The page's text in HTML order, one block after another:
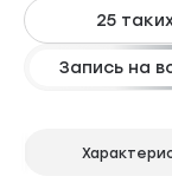
25
Запись на